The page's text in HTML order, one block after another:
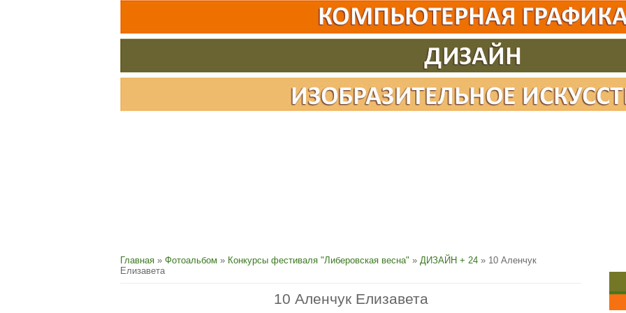
Главная » Фотоальбом » Конкурсы фестиваля "Либеровская весна" » ДИЗАЙН + 24 » 10 Аленчук
Елизавета
10 Аленчук Елизавета